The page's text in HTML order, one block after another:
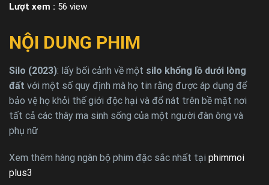
Lượt xem : 56 view
NỘI DUNG PHIM
Silo (2023): lấy bối cảnh về một silo khổng lồ dưới lòng
đất với một số quy định mà họ tin rằng được áp dụng để
bảo vệ họ khỏi thế giới độc hại và đổ nát trên bề mặt nơi
tất cả các thây ma sinh sống của một người đàn ông và
phụ nữ
Xem thêm hàng ngàn bộ phim đặc sắc nhất tại phimmoi
plus3